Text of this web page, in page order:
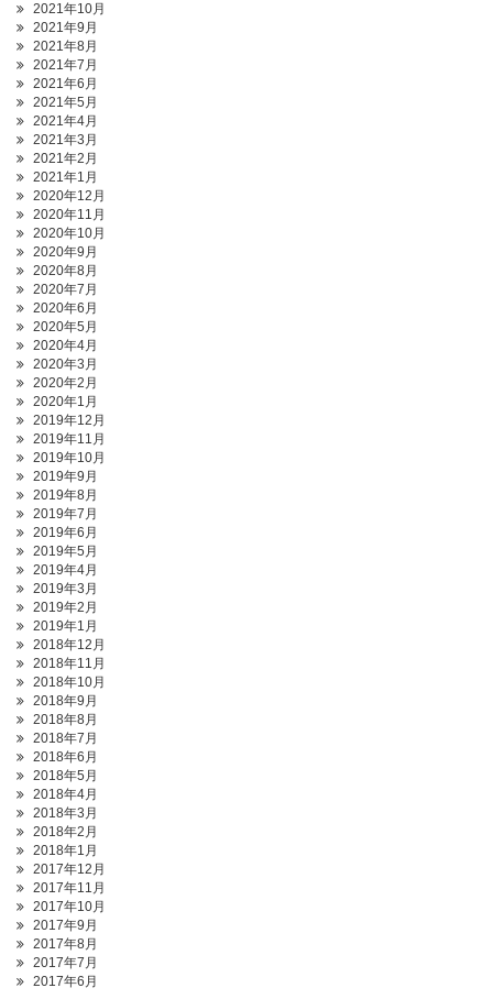
2021年10月
2021年9月
2021年8月
2021年7月
2021年6月
2021年5月
2021年4月
2021年3月
2021年2月
2021年1月
2020年12月
2020年11月
2020年10月
2020年9月
2020年8月
2020年7月
2020年6月
2020年5月
2020年4月
2020年3月
2020年2月
2020年1月
2019年12月
2019年11月
2019年10月
2019年9月
2019年8月
2019年7月
2019年6月
2019年5月
2019年4月
2019年3月
2019年2月
2019年1月
2018年12月
2018年11月
2018年10月
2018年9月
2018年8月
2018年7月
2018年6月
2018年5月
2018年4月
2018年3月
2018年2月
2018年1月
2017年12月
2017年11月
2017年10月
2017年9月
2017年8月
2017年7月
2017年6月